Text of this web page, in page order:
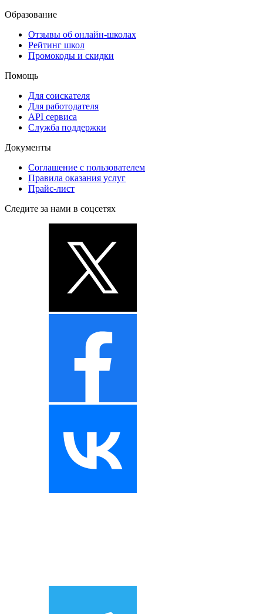
Образование
Отзывы об онлайн-школах
Рейтинг школ
Промокоды и скидки
Помощь
Для соискателя
Для работодателя
API сервиса
Служба поддержки
Документы
Соглашение с пользователем
Правила оказания услуг
Прайс-лист
Следите за нами в соцсетях